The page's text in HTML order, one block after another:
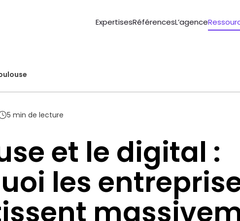
ExpertisesRéférencesL’agence
5 min de lecture
et le digital :
les